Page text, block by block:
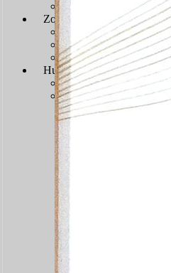
Zona Integritas
Menuju
SK Pembangunan
Dokumen
Kegiatan
Hubungi KamiKontak &
Alamat Kantor
Dewan Redaksi